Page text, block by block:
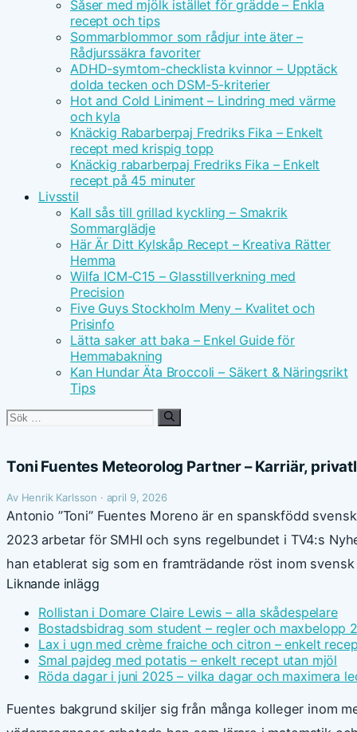
Såser med mjölk istället för grädde – Enkla
recept och tips
Sommarblommor som rådjur inte äter –
Rådjurssäkra favoriter
ADHD-symtom-checklista kvinnor – Upptäck
dolda tecken och DSM-5-kriterier
Hot and Cold Liniment – Lindring med värme
och kyla
Knäckig Rabarberpaj Fredriks Fika – Enkelt
recept med krispig topp
Knäckig rabarberpaj Fredriks Fika – Enkelt
recept på 45 minuter
Livsstil
Kall sås till grillad kyckling – Smakrik
Sommarglädje
Här Är Ditt Kylskåp Recept – Kreativa Rätter
Hemma
Wilfa ICM-C15 – Glasstillverkning med
Precision
Five Guys Stockholm Meny – Kvalitet och
Prisinfo
Lätta saker att baka – Enkel Guide för
Hemmabakning
Kan Hundar Äta Broccoli – Säkert & Näringsrikt
Tips
Sök
Toni Fuentes Meteorolog Partner – Karriär,
Av Henrik Karlsson · april 9, 2026
Antonio ”Toni” Fuentes Moreno är en spanskfödd
2023 arbetar för SMHI och syns regelbundet i TV4:s
han etablerat sig som en framträdande röst inom
Liknande inlägg
Rollistan i Domare Claire Lewis – alla skådespelare
Bostadsbidrag som student – regler och maxbelopp
Lax i ugn med crème fraiche och citron – enkelt
Smal pajdeg med potatis – enkelt recept utan mjöl
Röda dagar i juni 2025 – vilka dagar och maximera
Fuentes bakgrund skiljer sig från många kolleger inom